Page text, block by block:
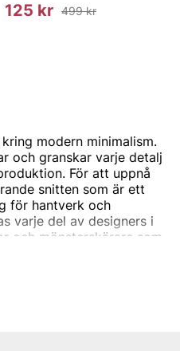
125 kr 499 kr
modern minimalism.
och granskar varje detalj
För att uppnå
snitten som är ett
för hantverk och
varje del av designers i
och mönsterskärare som
till sitt arbete,
för feminina och